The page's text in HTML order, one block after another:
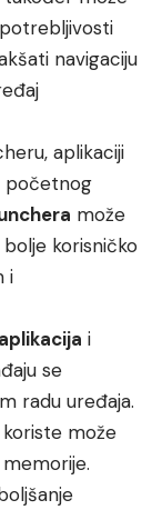
navigaciju
aplikaciji
početnog
može
korisničko
i
i
se
radu uređaja.
koriste može